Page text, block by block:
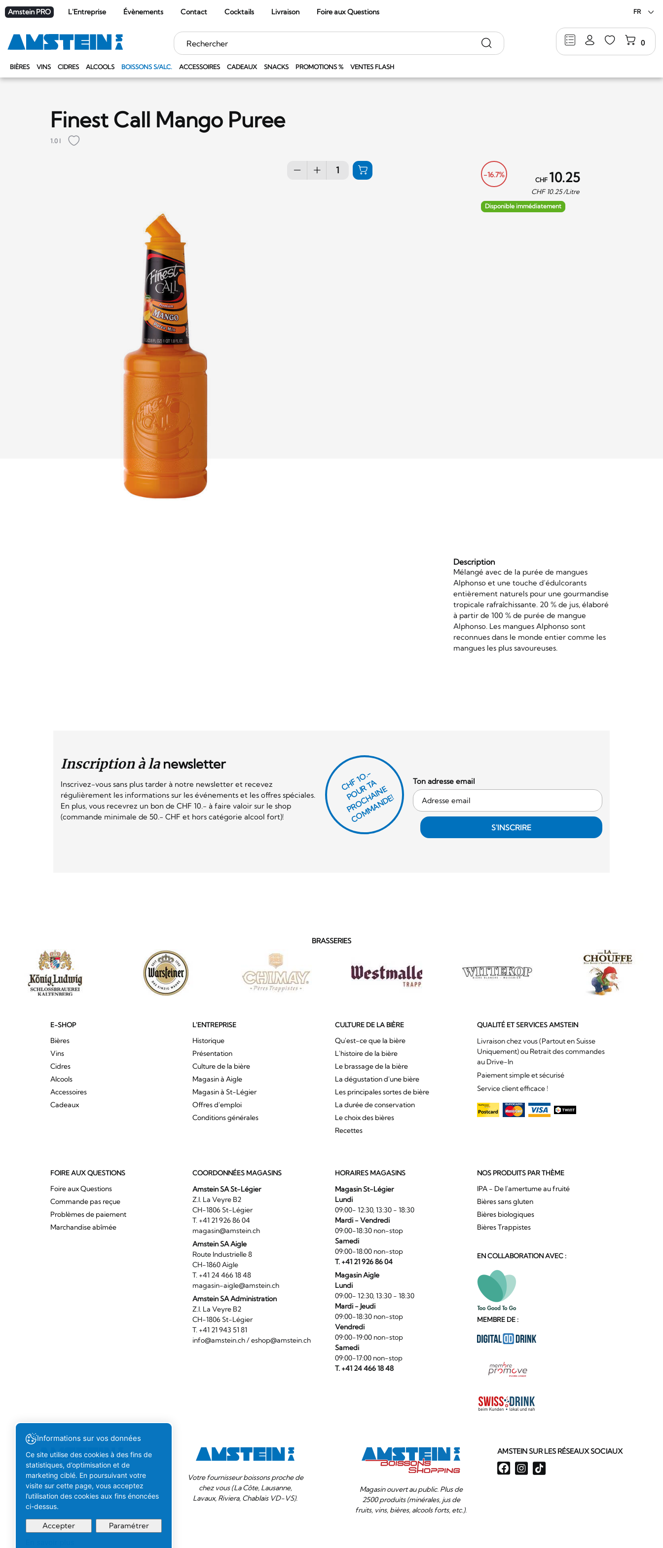
Amstein PRO L'Entreprise Évènements Contact Cocktails Livraison Foire aux Questions FR
BIÈRES VINS CIDRES ALCOOLS BOISSONS S/ALC. ACCESSOIRES CADEAUX SNACKS PROMOTIONS % VENTES FLASH
0
Mots
clés
Rechercher
Finest Call Mango Puree
1.0 l
-16.7%
CHF 10.25
CHF 10.25/Litre
Disponible immédiatement
Description
Mélangé avec de la purée de mangues
Alphonso et une touche d’édulcorants
entièrement naturels pour une gourmandise
tropicale rafraîchissante. 20 % de jus, élaboré
à partir de 100 % de purée de mangue
Alphonso. Les mangues Alphonso sont
reconnues dans le monde entier comme les
mangues les plus savoureuses.
Inscription à lanewsletter
Inscrivez-vous sans plus tarder à notre newsletter et recevez
régulièrement les informations sur les événements et les offres spéciales.
En plus, vous recevrez un bon de CHF 10.- à faire valoir sur le shop
(commande minimale de 50.- CHF et hors catégorie alcool fort)!
CHF 1O.-
P
O
U
R
T
A
P
R
O
C
H
AI
N
E
C
O
M
M
A
N
D
E!
Ton adresse email
S'INSCRIRE
BRASSERIES
E-SHOP
Bières
Vins
Cidres
Alcools
Accessoires
Cadeaux
L'ENTREPRISE
Historique
Présentation
Culture de la bière
Magasin à Aigle
Magasin à St-Légier
Offres d'emploi
Conditions générales
CULTURE DE LA BIÈRE
Qu'est-ce que la bière
L'histoire de la bière
Le brassage de la bière
La dégustation d'une bière
Les principales sortes de bière
La durée de conservation
Le choix des bières
Recettes
QUALITÉ ET SERVICES AMSTEIN
Livraison chez vous (Partout en Suisse
Uniquement) ou Retrait des commandes
au Drive-In
Paiement simple et sécurisé
Service client efficace !
FOIRE AUX QUESTIONS
Foire aux Questions
Commande pas reçue
Problèmes de paiement
Marchandise abîmée
COORDONNÉES MAGASINS
Amstein SA St-Légier
Z.I. La Veyre B2
CH-1806 St-Légier
T. +41 21 926 86 04
magasin@amstein.ch
Amstein SA Aigle
Route Industrielle 8
CH-1860 Aigle
T. +41 24 466 18 48
magasin-aigle@amstein.ch
Amstein SA Administration
Z.I. La Veyre B2
CH-1806 St-Légier
T. +41 21 943 51 81
info@amstein.ch/eshop@amstein.ch
HORAIRES MAGASINS
Magasin St-Légier
Lundi
09:00- 12:30, 13:30 - 18:30
Mardi - Vendredi
09:00-18:30 non-stop
Samedi
09:00-18:00 non-stop
T. +41 21 926 86 04
Magasin Aigle
Lundi
09:00- 12:30, 13:30 - 18:30
Mardi - Jeudi
09:00-18:30 non-stop
Vendredi
09:00-19:00 non-stop
Samedi
09:00-17:00 non-stop
T. +41 24 466 18 48
NOS PRODUITS PAR THÈME
IPA - De l'amertume au fruité
Bières sans gluten
Bières biologiques
Bières Trappistes
EN COLLABORATION AVEC :
MEMBRE DE :
Importateur de bières du monde.
Actif sur le marché Suisse.
Votre fournisseur boissons proche de
chez vous (La Côte, Lausanne,
Lavaux, Riviera, Chablais VD-VS).
Magasin ouvert au public. Plus de
2500 produits (minérales, jus de
fruits, vins, bières, alcools forts, etc.).
AMSTEIN SUR LES RÉSEAUX SOCIAUX
Informations sur vos données
Ce site utilise des cookies à des fins de
statistiques, d’optimisation et de
marketing ciblé. En poursuivant votre
visite sur cette page, vous acceptez
l’utilisation des cookies aux fins énoncées
ci-dessus.
Accepter Paramétrer